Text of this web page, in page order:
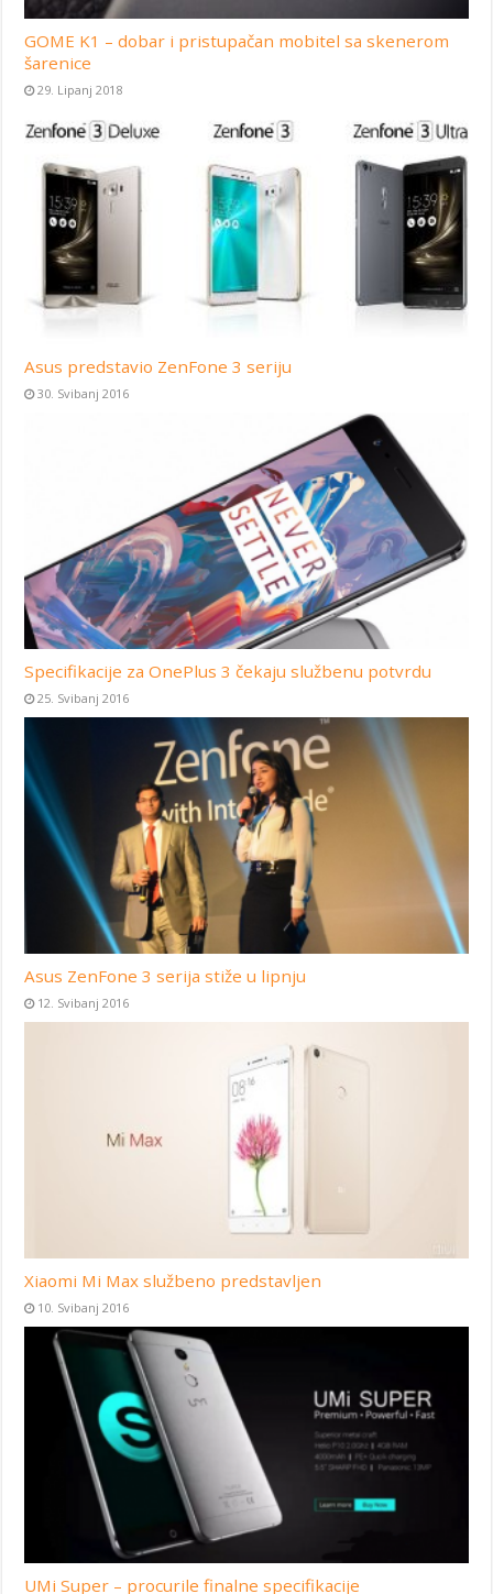
GOME K1 – dobar i pristupačan mobitel sa skenerom
šarenice
29. Lipanj 2018
Asus predstavio ZenFone 3 seriju
30. Svibanj 2016
Specifikacije za OnePlus 3 čekaju službenu potvrdu
25. Svibanj 2016
Asus ZenFone 3 serija stiže u lipnju
12. Svibanj 2016
Xiaomi Mi Max službeno predstavljen
10. Svibanj 2016
UMi Super – procurile finalne specifikacije